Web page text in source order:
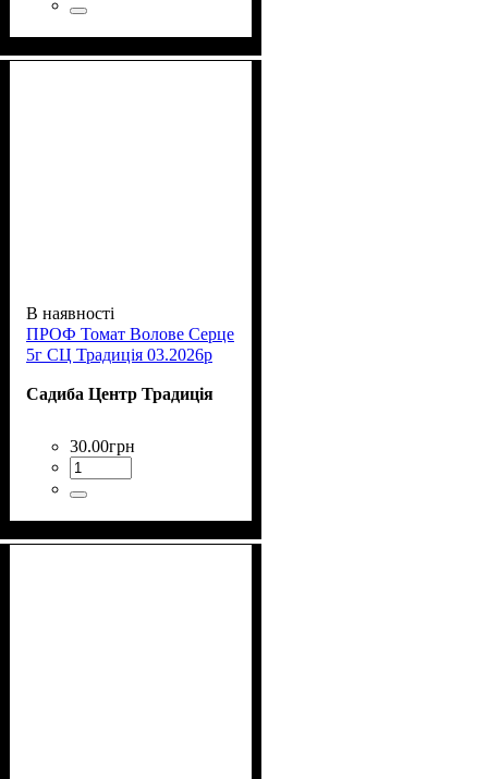
В наявності
ПРОФ Томат Волове Серце
5г СЦ Традиція 03.2026р
Садиба Центр Традиція
30.00грн